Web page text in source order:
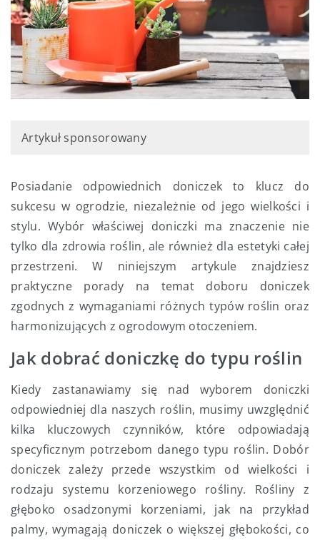
Artykuł sponsorowany
Posiadanie odpowiednich doniczek to klucz do
sukcesu w ogrodzie, niezależnie od jego wielkości i
stylu. Wybór właściwej doniczki ma znaczenie nie
tylko dla zdrowia roślin, ale również dla estetyki całej
przestrzeni. W niniejszym artykule znajdziesz
praktyczne porady na temat doboru doniczek
zgodnych z wymaganiami różnych typów roślin oraz
harmonizujących z ogrodowym otoczeniem.
Jak dobrać doniczkę do typu roślin
Kiedy zastanawiamy się nad wyborem doniczki
odpowiedniej dla naszych roślin, musimy uwzględnić
kilka kluczowych czynników, które odpowiadają
specyficznym potrzebom danego typu roślin. Dobór
doniczek zależy przede wszystkim od wielkości i
rodzaju systemu korzeniowego rośliny. Rośliny z
głęboko osadzonymi korzeniami, jak na przykład
palmy, wymagają doniczek o większej głębokości, co